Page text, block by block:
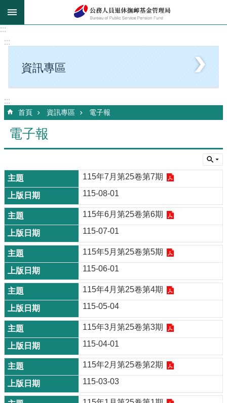
跳到主要內容區塊
:::
:::
資訊專區
:::
首頁 資訊專區 電子報
電子報
115年7月第25卷第7期
115-08-01
115年6月第25卷第6期
115-07-01
115年5月第25卷第5期
115-06-01
115年4月第25卷第4期
115-05-04
115年3月第25卷第3期
115-04-01
115年2月第25卷第2期
115-03-03